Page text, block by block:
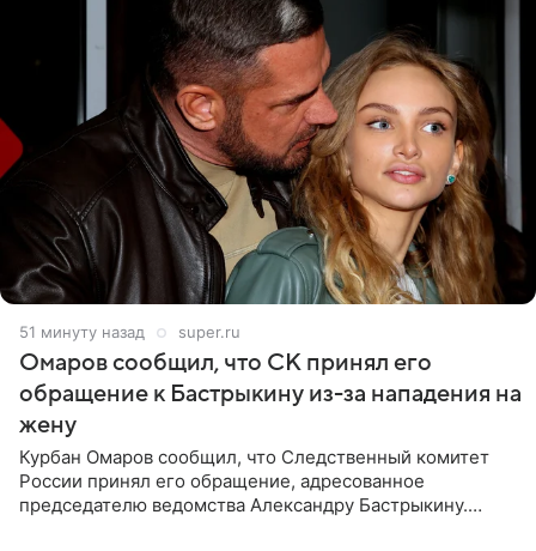
51 минуту назад super.ru
Омаров сообщил, что СК принял его
обращение к Бастрыкину из-за нападения на
жену
Курбан Омаров сообщил, что Следственный комитет
России принял его обращение, адресованное
председателю ведомства Александру Бастрыкину.